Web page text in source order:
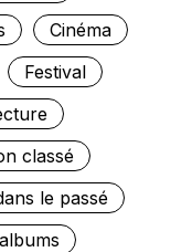
Cinéma
Festival
classé
le passé